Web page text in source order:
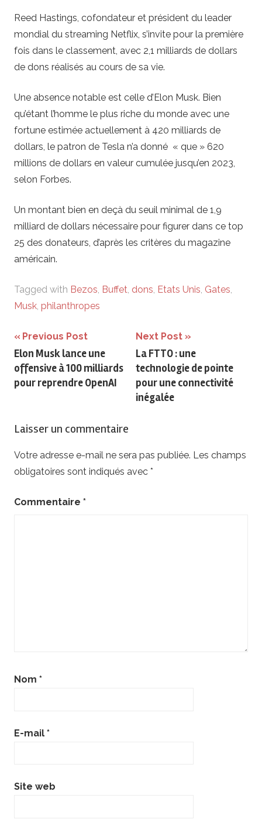
Reed Hastings, cofondateur et président du leader
mondial du streaming Netflix, s’invite pour la première
fois dans le classement, avec 2,1 milliards de dollars
de dons réalisés au cours de sa vie.
Une absence notable est celle d’Elon Musk. Bien
qu’étant l’homme le plus riche du monde avec une
fortune estimée actuellement à 420 milliards de
dollars, le patron de Tesla n’a donné « que » 620
millions de dollars en valeur cumulée jusqu’en 2023,
selon Forbes.
Un montant bien en deçà du seuil minimal de 1,9
milliard de dollars nécessaire pour figurer dans ce top
25 des donateurs, d’après les critères du magazine
américain.
Tagged with Bezos, Buffet, dons, Etats Unis, Gates,
Musk, philanthropes
Navigation
de
l’article
Previous Post
Elon Musk lance une
offensive à 100 milliards
pour reprendre OpenAI
Next Post
La FTTO : une
technologie de pointe
pour une connectivité
inégalée
Laisser un commentaire
Votre adresse e-mail ne sera pas publiée. Les champs
obligatoires sont indiqués avec *
Commentaire *
Nom *
E-mail *
Site web